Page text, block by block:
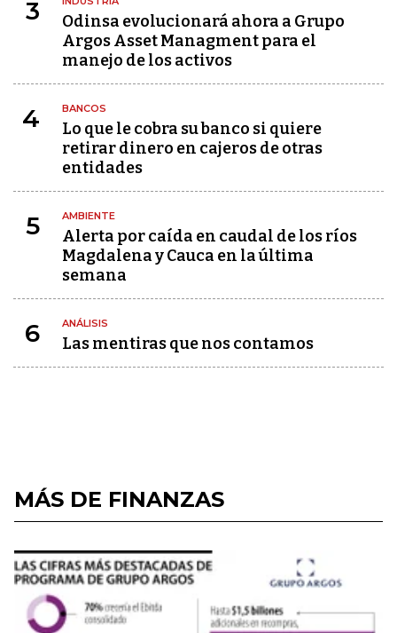
3
Odinsa evolucionará ahora a Grupo
Argos Asset Managment para el
manejo de los activos
4 BANCOS
Lo que le cobra su banco si quiere
retirar dinero en cajeros de otras
entidades
5 AMBIENTE
Alerta por caída en caudal de los ríos
Magdalena y Cauca en la última
semana
6 ANÁLISIS
Las mentiras que nos contamos
MÁS DE FINANZAS